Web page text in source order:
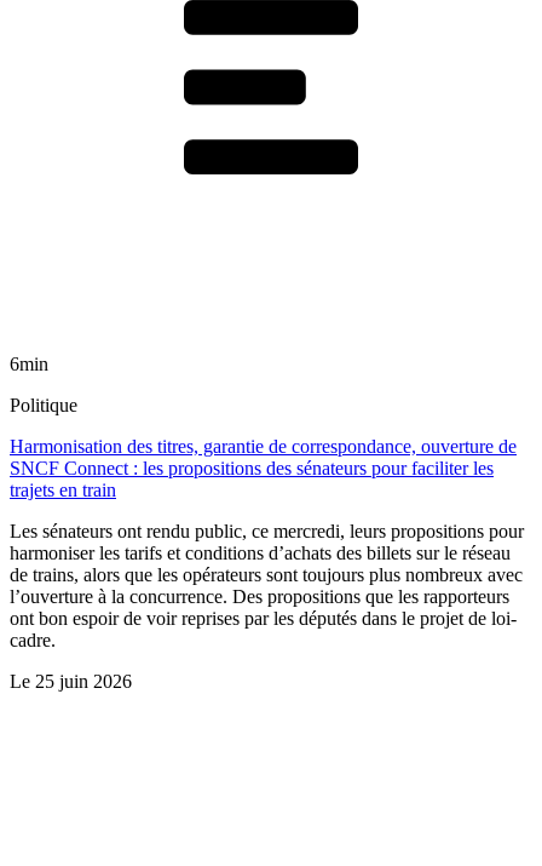
6min
Politique
Harmonisation des titres, garantie de correspondance, ouverture de
SNCF Connect : les propositions des sénateurs pour faciliter les
trajets en train
Les sénateurs ont rendu public, ce mercredi, leurs propositions pour
harmoniser les tarifs et conditions d’achats des billets sur le réseau
de trains, alors que les opérateurs sont toujours plus nombreux avec
l’ouverture à la concurrence. Des propositions que les rapporteurs
ont bon espoir de voir reprises par les députés dans le projet de loi-
cadre.
Le 25 juin 2026